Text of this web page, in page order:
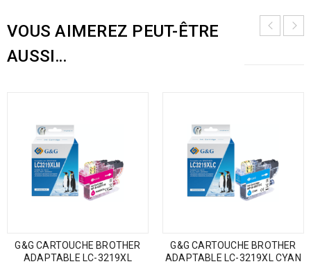
VOUS AIMEREZ PEUT-ÊTRE
AUSSI…
G&G CARTOUCHE BROTHER
ADAPTABLE LC-3219XL
G&G CARTOUCHE BROTHER
ADAPTABLE LC-3219XL CYAN